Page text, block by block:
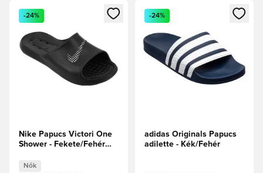
Megnyit egy modált a bejelentkezéshez vagy a tagként
-24%
Nike Papucs Victori One
Shower - Fekete/Fehér
Nők
Megnyit egy modált a
-24%
adidas Originals Papucs
adilette - Kék/Fehér